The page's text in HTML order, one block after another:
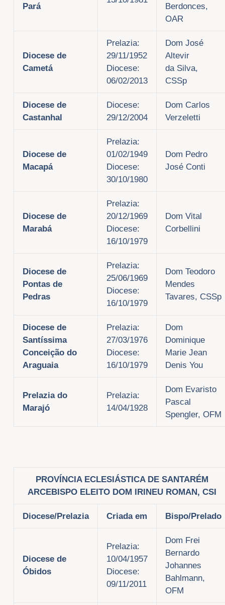
Pará
Berdonces,
OAR
Diocese de
Cametá
Prelazia:
29/11/1952
Diocese:
06/02/2013
Dom José
Altevir
da Silva,
CSSp
Diocese de
Castanhal
Diocese:
29/12/2004
Dom Carlos
Verzeletti
Diocese de
Macapá
Prelazia:
01/02/1949
Diocese:
30/10/1980
Dom Pedro
José Conti
Diocese de
Marabá
Prelazia:
20/12/1969
Diocese:
16/10/1979
Dom Vital
Corbellini
Diocese de
Pontas de
Pedras
Prelazia:
25/06/1969
Diocese:
16/10/1979
Dom Teodoro
Mendes
Tavares, CSSp
Diocese de
Santíssima
Conceição do
Araguaia
Prelazia:
27/03/1976
Diocese:
16/10/1979
Dom
Dominique
Marie Jean
Denis You
Prelazia do
Marajó
Prelazia:
14/04/1928
Dom Evaristo
Pascal
Spengler, OFM
PROVÍNCIA ECLESIÁSTICA DE SANTARÉM
ARCEBISPO ELEITO DOM IRINEU ROMAN, CSI
Diocese/Prelazia Criada em Bispo/Prelado
Diocese de
Óbidos
Prelazia:
10/04/1957
Diocese:
09/11/2011
Dom Frei
Bernardo
Johannes
Bahlmann,
OFM